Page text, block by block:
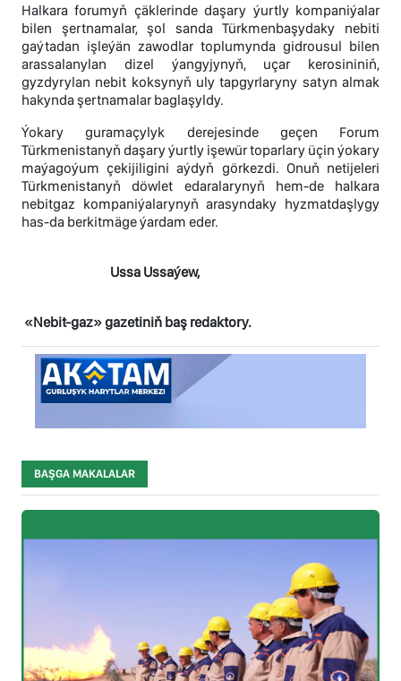
Halkara forumyň çäklerinde daşary ýurtly kompaniýalar
bilen şertnamalar, şol sanda Türkmenbaşydaky nebiti
gaýtadan işleýän zawodlar toplumynda gidrousul bilen
arassalanylan dizel ýangyjynyň, uçar kerosininiň,
gyzdyrylan nebit koksynyň uly tapgyrlaryny satyn almak
hakynda şertnamalar baglaşyldy.
Ýokary guramaçylyk derejesinde geçen Forum
Türkmenistanyň daşary ýurtly işewür toparlary üçin ýokary
maýagoýum çekijiligini aýdyň görkezdi. Onuň netijeleri
Türkmenistanyň döwlet edaralarynyň hem-de halkara
nebitgaz kompaniýalarynyň arasyndaky hyzmatdaşlygy
has-da berkitmäge ýardam eder.
Ussa Ussaýew,
«Nebit-gaz» gazetiniň baş redaktory.
BAŞGA MAKALALAR